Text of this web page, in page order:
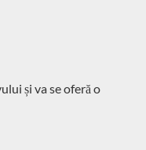
și va se oferă o